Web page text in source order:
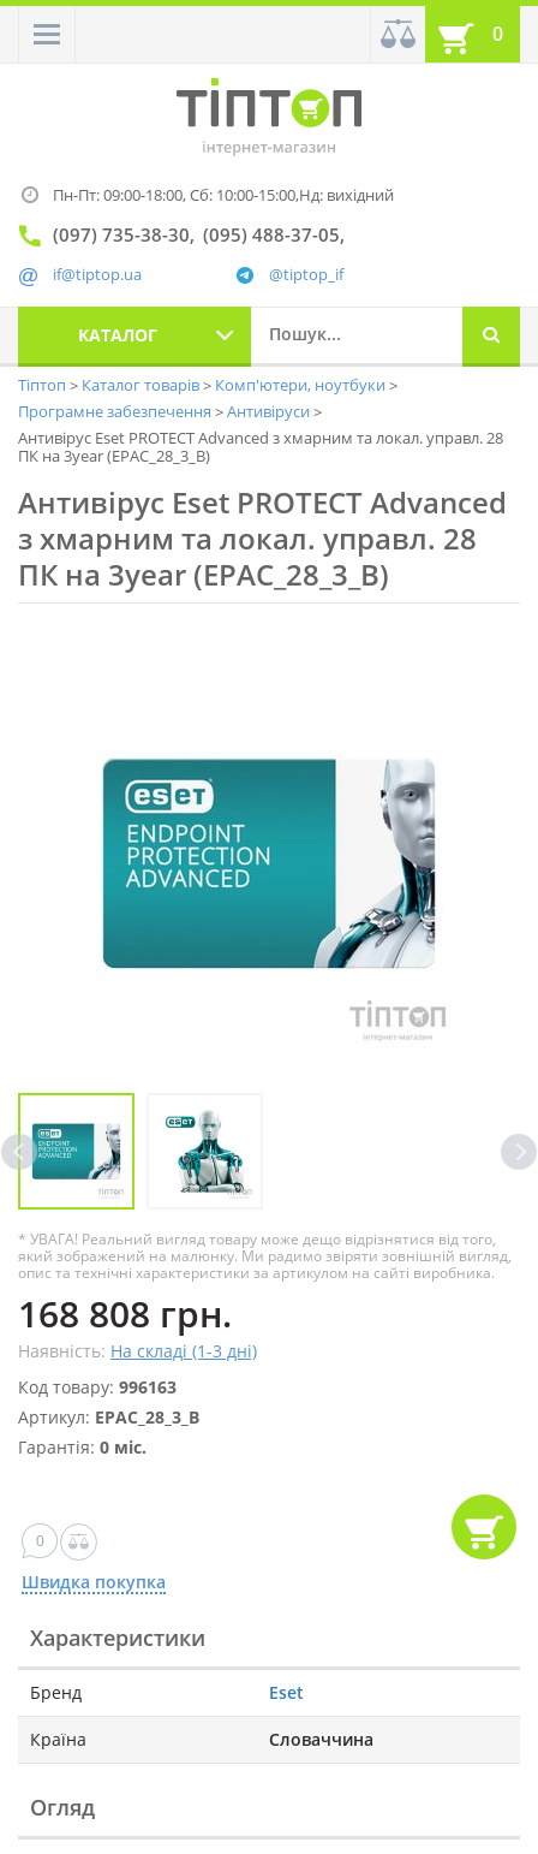
0
Пн-Пт: 09:00-18:00,Сб: 10:00-15:00,Нд: вихідний
(097) 735-38-30 (095) 488-37-05
@tiptop_if
if@tiptop.ua
КАТАЛОГ
Тіптоп Каталог товарів
Комп'ютери, ноутбуки
Програмне забезпечення
Антивіруси
Антивірус Eset PROTECT Advanced з хмарним та локал. управл. 28
ПК на 3year (EPAC_28_3_B)
Антивірус Eset PROTECT Advanced
з хмарним та локал. управл. 28
ПК на 3year (EPAC_28_3_B)
* УВАГА! Реальний вигляд товару може дещо відрізнятися від того,
який зображений на малюнку. Ми радимо звіряти зовнішній вигляд,
опис та технічні характеристики за артикулом на сайті виробника.
168 808 грн.
Наявність: На складі (1-3 дні)
Код товару: 996163
Артикул: EPAC_28_3_B
Гарантія: 0 міс.
0
Швидка покупка
Характеристики
Бренд Eset
Країна Словаччина
Огляд